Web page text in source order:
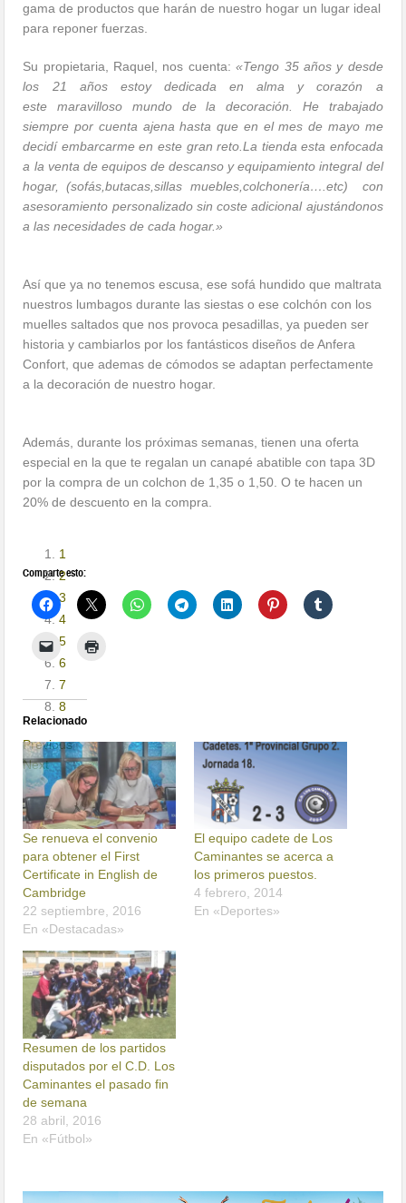
gama de productos que harán de nuestro hogar un lugar ideal
para reponer fuerzas.
Su propietaria, Raquel, nos cuenta:«Tengo 35 años y desde
los 21 añosestoy dedicada en alma y corazón a
estemaravilloso mundo de la decoración. He trabajado
siempre por cuenta ajena hasta que en el mes de mayo me
decidí embarcarme en este gran reto.La tienda esta enfocada
a la venta de equipos de descanso y equipamiento integral del
hogar, (sofás,butacas,sillas muebles,colchonería….etc) con
asesoramiento personalizado sin coste adicional ajustándonos
a las necesidades de cada hogar.»
Así que ya no tenemos escusa, ese sofá hundido que maltrata
nuestros lumbagos durante las siestas o ese colchón con los
muelles saltados que nos provoca pesadillas, ya pueden ser
historia y cambiarlos por los fantásticos diseños de Anfera
Confort, que ademas de cómodos se adaptan perfectamente
a la decoración de nuestro hogar.
Además, durante los próximas semanas, tienen una oferta
especial en la que te regalan un canapé abatible con tapa 3D
por la compra de un colchon de 1,35 o 1,50. O te hacen un
20% de descuento en la compra.
1
2
3
4
5
6
7
8
Previous
Next
Comparte esto:
Relacionado
Se renueva el convenio
para obtener el First
Certificate in English de
Cambridge
22 septiembre, 2016
En «Destacadas»
El equipo cadete de Los
Caminantes se acerca a
los primeros puestos.
4 febrero, 2014
En «Deportes»
Resumen de los partidos
disputados por el C.D. Los
Caminantes el pasado fin
de semana
28 abril, 2016
En «Fútbol»